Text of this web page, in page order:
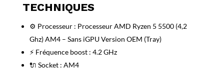
TECHNIQUES
⚙️ Processeur : Processeur AMD Ryzen 5 5500 (4,2
Ghz) AM4 – Sans iGPU Version OEM (Tray)
⚡ Fréquence boost : 4.2 GHz
🔌 Socket : AM4